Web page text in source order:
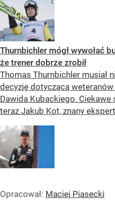
Thurnbichler mógł wywołać
że trener dobrze zrobił
Thomas Thurnbichler musiał
decyzję dotyczącą
Dawida Kubackiego. Ciekawe
teraz Jakub Kot, znany
Opracował: Maciej Piasecki